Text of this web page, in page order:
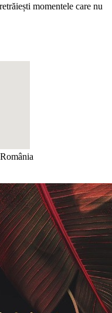
momentele care nu